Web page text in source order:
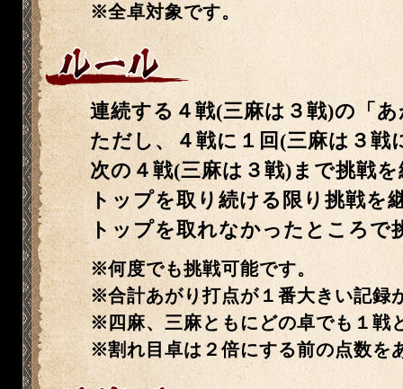
全卓対象です。
連続する４戦(三麻は３戦)の「
ただし、４戦に１回(三麻は３戦
次の４戦(三麻は３戦)まで挑戦
トップを取り続ける限り挑戦を
トップを取れなかったところで
何度でも挑戦可能です。
合計あがり打点が１番大きい記録
四麻、三麻ともにどの卓でも１戦
割れ目卓は２倍にする前の点数を